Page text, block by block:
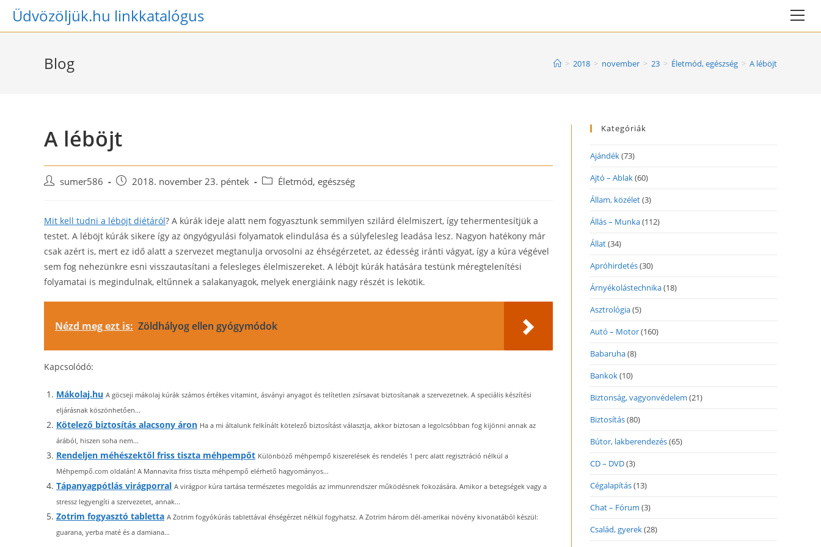
SkipÜdvözöljük.hu linkkatalógus
Blog > 2018 > november > 23 > Életmód, egészség > A léböjt
A léböjt
Post sumer586
Post 2018. november 23. péntek
Post Életmód, egészség
Mit kell tudni a léböjt diétáról? A kúrák ideje alatt nem fogyasztunk semmilyen szilárd élelmiszert, így tehermentesítjük a
testet. A léböjt kúrák sikere így az öngyógyulási folyamatok elindulása és a súlyfelesleg leadása lesz. Nagyon hatékony már
csak azért is, mert ez idő alatt a szervezet megtanulja orvosolni az éhségérzetet, az édesség iránti vágyat, így a kúra végével
sem fog nehezünkre esni visszautasítani a felesleges élelmiszereket. A léböjt kúrák hatására testünk méregtelenítési
folyamatai is megindulnak, eltűnnek a salakanyagok, melyek energiáink nagy részét is lekötik.
Nézd meg ezt is: Zöldhályog ellen gyógymódok
Kapcsolódó:
Mákolaj.hu A göcseji mákolaj kúrák számos értékes vitamint, ásványi anyagot és telítetlen zsírsavat biztosítanak a szervezetnek. A speciális készítési
eljárásnak köszönhetően...
Kötelező biztosítás alacsony áron Ha a mi általunk felkínált kötelező biztosítást választja, akkor biztosan a legolcsóbban fog kijönni annak az
árából, hiszen soha nem...
Rendeljen méhészektől friss tiszta méhpempőt Különböző méhpempő kiszerelések és rendelés 1 perc alatt regisztráció nélkül a
Méhpempő.com oldalán! A Mannavita friss tiszta méhpempő elérhető hagyományos...
Tápanyagpótlás virágporral A virágpor kúra tartása természetes megoldás az immunrendszer működésnek fokozására. Amikor a betegségek vagy a
stressz legyengíti a szervezetet, annak...
Zotrim fogyasztó tabletta A Zotrim fogyókúrás tablettával éhségérzet nélkül fogyhatsz. A Zotrim három dél-amerikai növény kivonatából készül:
guarana, yerba maté és a damiana...
Kategóriák
Ajándék(73)
Ajtó – Ablak(60)
Állam, közélet(3)
Állás – Munka(112)
Állat(34)
Apróhirdetés(30)
Árnyékolástechnika(18)
Asztrológia(5)
Autó – Motor(160)
Babaruha(8)
Bankok(10)
Biztonság, vagyonvédelem (21)
Biztosítás(80)
Bútor, lakberendezés(65)
CD – DVD(3)
Cégalapítás(13)
Chat – Fórum (3)
Család, gyerek(28)